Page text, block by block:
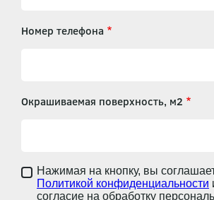
Номер телефона
Окрашиваемая поверхность, м2
Нажимая на кнопку, вы
Политикой конфиденциальности
согласие на обработку